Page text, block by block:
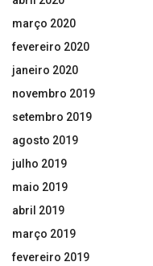
março 2020
fevereiro 2020
janeiro 2020
novembro 2019
setembro 2019
agosto 2019
julho 2019
maio 2019
abril 2019
março 2019
fevereiro 2019